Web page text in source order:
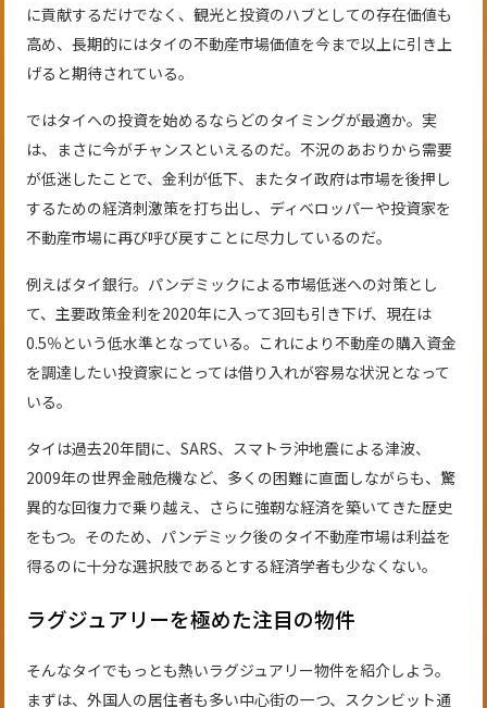
に貢献するだけでなく、観光と投資のハブとしての存在価値も
高め、長期的にはタイの不動産市場価値を今まで以上に引き上
げると期待されている。
ではタイへの投資を始めるならどのタイミングが最適か。実
は、まさに今がチャンスといえるのだ。不況のあおりから需要
が低迷したことで、金利が低下、またタイ政府は市場を後押し
するための経済刺激策を打ち出し、ディベロッパーや投資家を
不動産市場に再び呼び戻すことに尽力しているのだ。
例えばタイ銀行。パンデミックによる市場低迷への対策とし
て、主要政策金利を2020年に入って3回も引き下げ、現在は
0.5％という低水準となっている。これにより不動産の購入資金
を調達したい投資家にとっては借り入れが容易な状況となって
いる。
タイは過去20年間に、SARS、スマトラ沖地震による津波、
2009年の世界金融危機など、多くの困難に直面しながらも、驚
異的な回復力で乗り越え、さらに強靭な経済を築いてきた歴史
をもつ。そのため、パンデミック後のタイ不動産市場は利益を
得るのに十分な選択肢であるとする経済学者も少なくない。
ラグジュアリーを極めた注目の物件
そんなタイでもっとも熱いラグジュアリー物件を紹介しよう。
まずは、外国人の居住者も多い中心街の一つ、スクンビット通